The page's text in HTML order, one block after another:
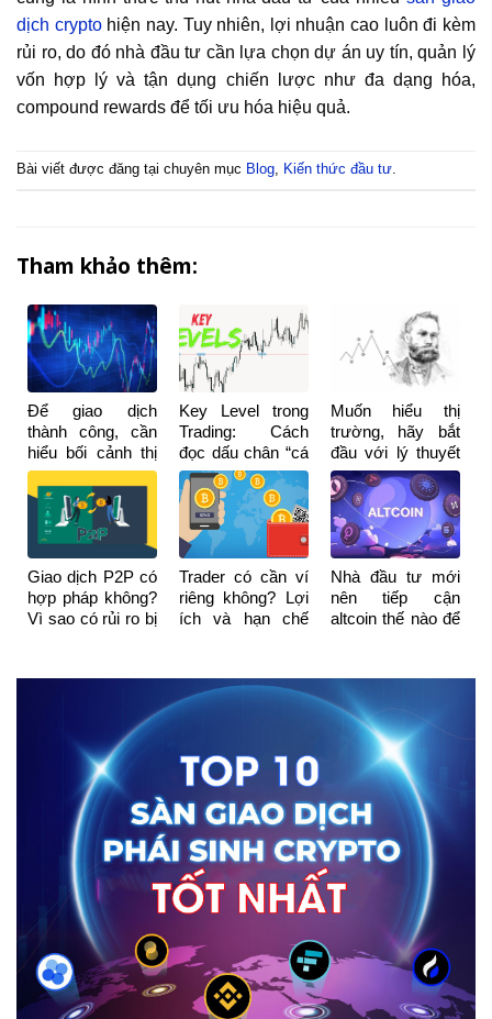
dịch cryptohiện nay. Tuy nhiên, lợi nhuận cao luôn đi kèm
rủi ro, do đó nhà đầu tư cần lựa chọn dự án uy tín, quản lý
vốn hợp lý và tận dụng chiến lược như đa dạng hóa,
compound rewards để tối ưu hóa hiệu quả.
Bài viết được đăng tại chuyên mục Blog Kiến thức đầu tư
Tham khảo thêm:
Để giao dịch
thành công, cần
hiểu bối cảnh thị
trường chứ
không phải mẫu
hình nến
Key Level trong
Trading: Cách
đọc dấu chân “cá
mập” và tránh bị
quét Stop Loss
Muốn hiểu thị
trường, hãy bắt
đầu với lý thuyết
Dow
Giao dịch P2P có
hợp pháp không?
Vì sao có rủi ro bị
Trader có cần ví
riêng không? Lợi
ích và hạn chế
Nhà đầu tư mới
nên tiếp cận
altcoin thế nào để